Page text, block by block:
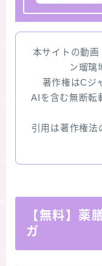
本サイトの動画
ン瑠璃
著作権はCジ
AIを含む無断転
引用は著作権法
【無料】薬
ガ